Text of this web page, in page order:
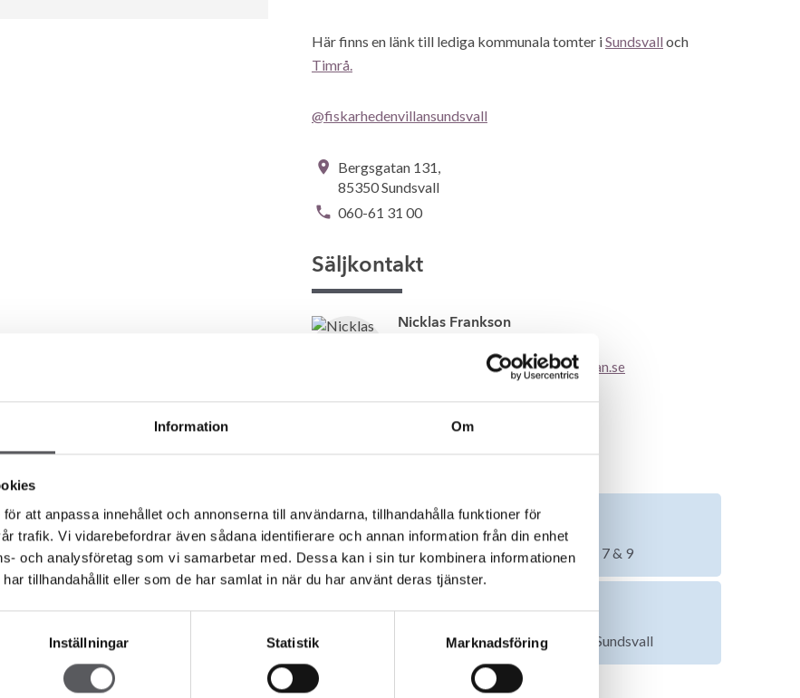
Information Om
att anpassa innehållet och annonserna till användarna, tillhandahålla funktioner för
trafik. Vi vidarebefordrar även sådana identifierare och annan information från din enhet
och analysföretag som vi samarbetar med. Dessa kan i sin tur kombinera informationen
tillhandahållit eller som de har samlat in när du har använt deras tjänster.
Inställningar Statistik Marknadsföring
Här finns en länk till lediga kommunala tomter iSundsvall och
Timrå.
@fiskarhedenvillansundsvall
Bergsgatan 131,
85350 Sundsvall
060-61 31 00
Säljkontakt
Nicklas Frankson
nicklas.frankson@fiskarhedenvillan.se
Tomt till salu
Lediga tomter – Pottängsvägen 7 & 9
Tomt till salu
Lediga tomter Ankarsvik Alnö, Sundsvall